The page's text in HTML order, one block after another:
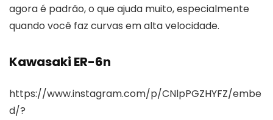
agora é padrão, o que ajuda muito, especialmente
quando você faz curvas em alta velocidade.
Kawasaki ER-6n
https://www.instagram.com/p/CNlpPGZHYFZ/embe
d/?